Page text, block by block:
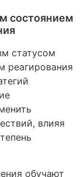
состоянием
статусом
реагирования
влияя
обучают